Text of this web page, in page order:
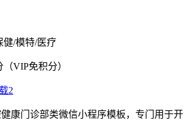
健/模特/医疗
（VIP免积分）
2
康门诊部类微信小程序模板，专门用于开